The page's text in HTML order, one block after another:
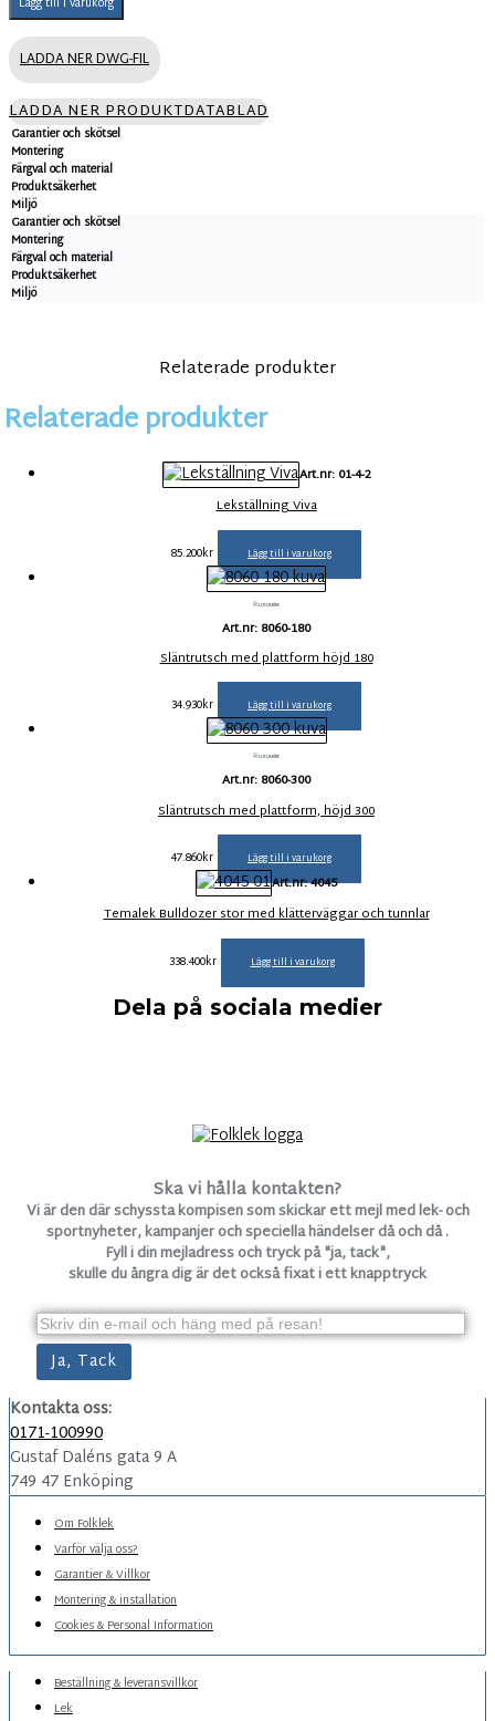
LADDA NER DWG-FIL
LADDA NER PRODUKTDATABLAD
Garantier och skötsel
Montering
Färgval och material
Produktsäkerhet
Miljö
Garantier och skötsel
Montering
Färgval och material
Produktsäkerhet
Miljö
Relaterade produkter
Relaterade produkter
Art.nr: 01-4-2
Lekställning Viva
85.200kr Lägg till i varukorg
Art.nr: 8060-180
Släntrutsch med plattform höjd 180
34.930kr Lägg till i varukorg
Art.nr: 8060-300
Släntrutsch med plattform, höjd 300
47.860kr Lägg till i varukorg
Art.nr: 4045
Temalek Bulldozer stor med klätterväggar och tunnlar
338.400kr Lägg till i varukorg
Dela på sociala medier
Ska vi hålla kontakten?
Vi är den där schyssta kompisen som skickar ett mejl med lek- och
sportnyheter, kampanjer och speciella händelser då och då .
Fyll i din mejladress och tryck på "ja, tack",
skulle du ångra dig är det också fixat i ett knapptryck
Kontakta oss:
0171-100990
Gustaf Daléns gata 9 A
749 47 Enköping
Om Folklek
Varför välja oss?
Garantier & Villkor
Montering & installation
Cookies & Personal Information
Beställning & leveransvillkor
Lek